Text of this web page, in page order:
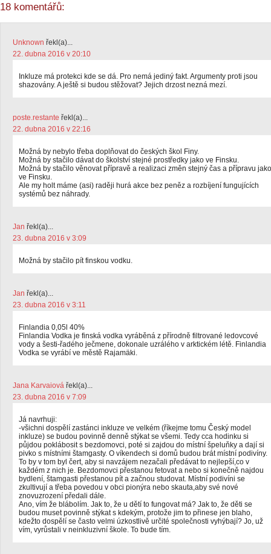
18 komentářů:
Unknown řekl(a)...
22. dubna 2016 v 20:10
Inkluze má protekci kde se dá. Pro nemá jediný fakt. Argumenty proti jsou
shazovány. A ještě si budou stěžovat? Jejich drzost nezná mezí.
poste.restante řekl(a)...
22. dubna 2016 v 22:16
Možná by nebylo třeba doplňovat do českých škol Finy.
Možná by stačilo dávat do školství stejné prostředky jako ve Finsku.
Možná by stačilo věnovat přípravě a realizaci změn stejný čas a přípravu jako
ve Finsku.
Ale my holt máme (asi) raději hurá akce bez peněz a rozbíjení fungujících
systémů bez náhrady.
Jan řekl(a)...
23. dubna 2016 v 3:09
Možná by stačilo pít finskou vodku.
Jan řekl(a)...
23. dubna 2016 v 3:11
Finlandia 0,05l 40%
Finlandia Vodka je finská vodka vyráběná z přírodně filtrované ledovcové
vody a šesti-řadého ječmene, dokonale uzrálého v arktickém létě. Finlandia
Vodka se vyrábí ve městě Rajamäki.
Jana Karvaiová řekl(a)...
23. dubna 2016 v 7:09
Já navrhuji:
-všichni dospělí zastánci inkluze ve velkém (říkejme tomu Český model
inkluze) se budou povinně denně stýkat se všemi. Tedy cca hodinku si
půjdou poklábosit s bezdomovci, poté si zajdou do místní špeluňky a dají si
pivko s místními štamgasty. O víkendech si domů budou brát místní podivíny.
To by v tom byl čert, aby si navzájem nezačali předávat to nejlepší,co v
každém z nich je. Bezdomovci přestanou fetovat a nebo si konečně najdou
bydlení, štamgasti přestanou pít a začnou studovat. Místní podivíni se
zkultivují a třeba povedou v obci pionýra nebo skauta,aby své nové
znovuzrození předali dále.
Ano, vím že blábolím. Jak to, že u dětí to fungovat má? Jak to, že děti se
budou muset povinně stýkat s kdekým, protože jim to přinese jen blaho,
kdežto dospělí se často velmi úzkostlivě určité společnosti vyhýbají? Jo, už
vím, vyrůstali v neinkluzivní škole. To bude tím.